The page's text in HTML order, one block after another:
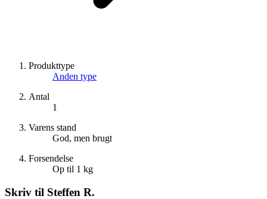
Produkttype
Anden type
Antal
1
Varens stand
God, men brugt
Forsendelse
Op til 1 kg
Skriv til Steffen R.